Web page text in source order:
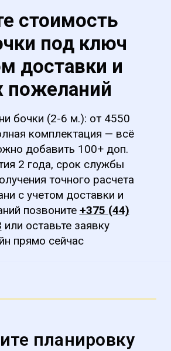
бочки (2-6 м.): от 4550
комплектация — всё
добавить 100+ доп.
2 года, срок службы
точного расчета
с учетом доставки и
позвоните +375 (44)
или оставьте заявку
прямо сейчас
стоимость
под ключ
доставки и
пожеланий
планировку